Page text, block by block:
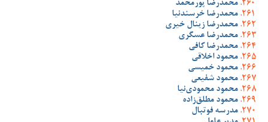
محمدرضا پورمحمد
محمدرضا خرسندنیا
محمدرضا زینال خیری
محمدرضا عسگری
محمدرضا کافی
محمود اخلاقی
محمود خمیسی
محمود شفیعی
محمود محمودی‌نیا
محمود مطلق‌زاده
مدرسه فوتبال